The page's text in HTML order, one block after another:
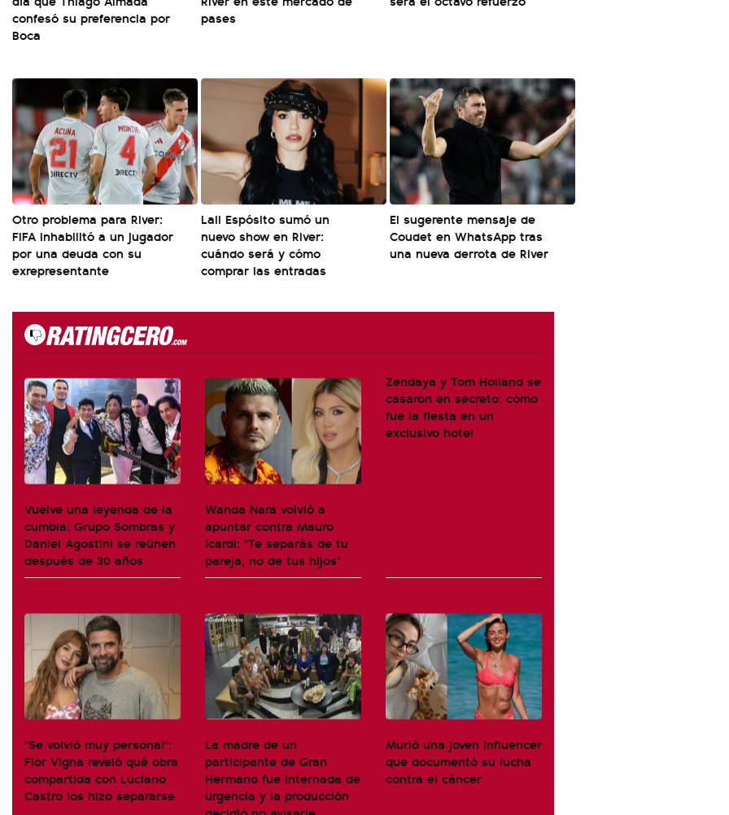
confesó su preferencia por
Boca
pases
Otro problema para River:
FIFA inhabilitó a un jugador
por una deuda con su
exrepresentante
Lali Espósito sumó un
nuevo show en River:
cuándo será y cómo
comprar las entradas
El sugerente mensaje de
Coudet en WhatsApp tras
una nueva derrota de River
Vuelve una leyenda de la
cumbia: Grupo Sombras y
Daniel Agostini se reúnen
después de 30 años
Wanda Nara volvió a
apuntar contra Mauro
Icardi: "Te separás de tu
pareja, no de tus hijos"
Zendaya y Tom Holland se
casaron en secreto: cómo
fue la fiesta en un
exclusivo hotel
"Se volvió muy personal":
Flor Vigna reveló qué obra
compartida con Luciano
Castro los hizo separarse
La madre de un
participante de Gran
Hermano fue internada de
urgencia y la producción
Murió una joven influencer
que documentó su lucha
contra el cáncer